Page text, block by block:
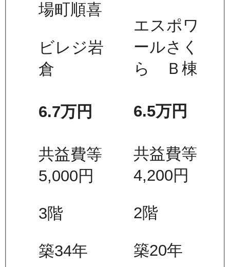
場町順喜
ビレジ岩
倉
6.7万円
共益費等
5,000円
3階
築34年
エスポワ
ールさく
ら Ｂ棟
6.5万円
共益費等
4,200円
2階
築20年